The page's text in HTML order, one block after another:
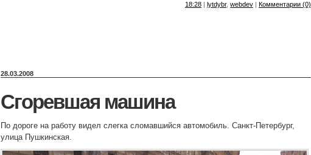
18:28 | lytdybr, webdev | Комментарии (0)
28.03.2008
Сгоревшая машина
По дороге на работу видел слегка сломавшийся автомобиль. Санкт-Петербург,
улица Пушкинская.